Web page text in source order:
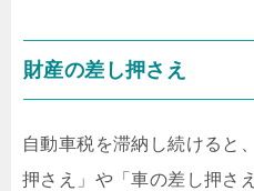
財産の差し押さえ
自動車税を滞納し続けると
押さえ」や「車の差し押さ